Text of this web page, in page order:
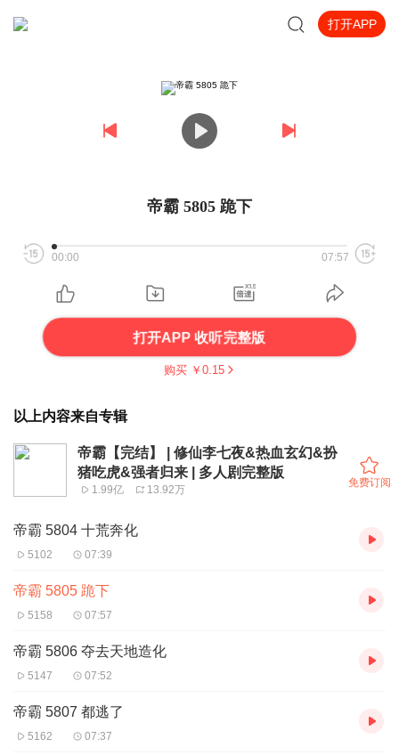
打开APP
帝霸 5805 跪下
00:00 07:57
打开APP 收听完整版
购买 ￥ 0.15
以上内容来自专辑
帝霸【完结】 | 修仙李七夜&热血玄幻&扮
猪吃虎&强者归来 | 多人剧完整版
1.99亿 13.92万
免费订阅
帝霸 5804 十荒奔化
5102 07:39
帝霸 5805 跪下
5158 07:57
帝霸 5806 夺去天地造化
5147 07:52
帝霸 5807 都逃了
5162 07:37